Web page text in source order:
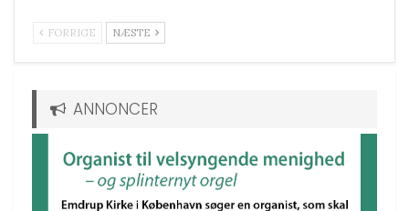
FORRIGE NÆSTE
ANNONCER